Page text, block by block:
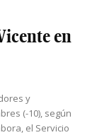
en
y
(-10), según
el Servicio